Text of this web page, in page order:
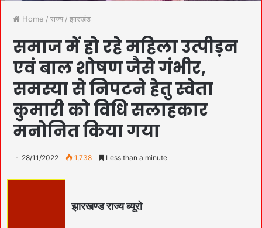
Home / राज्य / झारखंड
समाज में हो रहे महिला उत्पीड़न
एवं बाल शोषण जैसे गंभीर,
समस्या से निपटने हेतु स्वेता
कुमारी को विधि सलाहकार
मनोनित किया गया
28/11/2022 1,738 Less than a minute
झारखण्ड राज्य ब्यूरो